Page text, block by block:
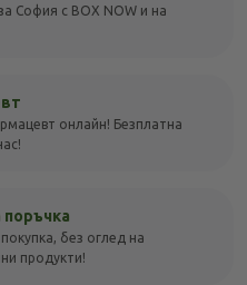
София с BOX NOW и на
онлайн! Безплатна
поръчка
без оглед на
продукти!